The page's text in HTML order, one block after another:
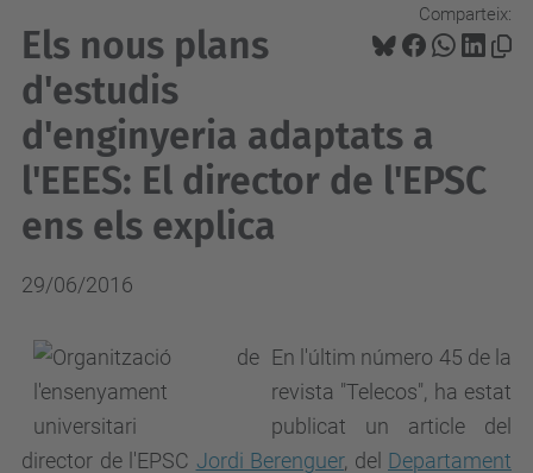
Comparteix:
Els nous plans
d'estudis
d'enginyeria adaptats a
l'EEES: El director de l'EPSC
ens els explica
29/06/2016
En l'últim número 45 de la
revista "Telecos", ha estat
publicat un article del
director de l'EPSC Jordi Berenguer, del Departament